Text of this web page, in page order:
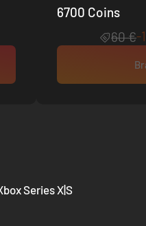
6700 Coins
60 €-
Series X|S